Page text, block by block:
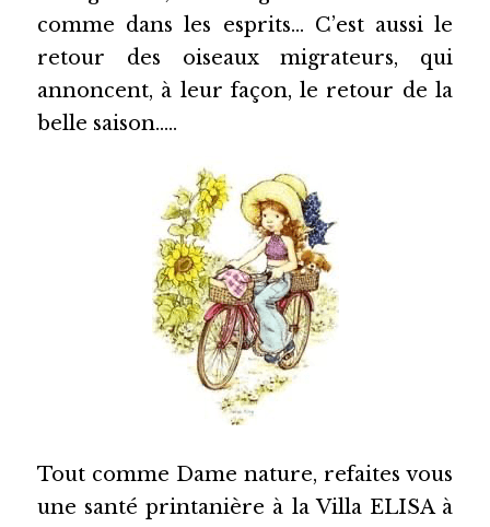
Soirée Etape
Avocats & Tribunaux
Coffrets cadeaux
🇫🇷
🇫🇷
🇫🇷 Français
English
comme dans les esprits… C’est aussi le
retour des oiseaux migrateurs, qui
annoncent, à leur façon, le retour de la
belle saison…..
Tout comme Dame nature, refaites vous
une santé printanière à la Villa ELISA à